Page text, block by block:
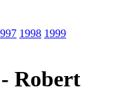
1998 1999
Robert